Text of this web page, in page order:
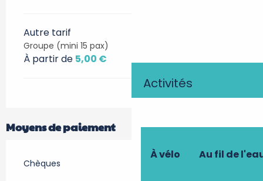
Activités
À vélo Au fil de
Autre tarif
Groupe (mini 15 pax)
À partir de 5,00 €
Moyens de paiement
Chèques